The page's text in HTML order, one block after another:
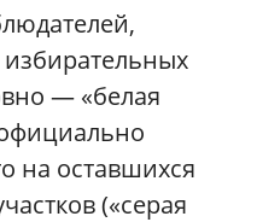
— «белая
на оставшихся
(«серая